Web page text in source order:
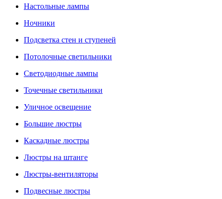
Настольные лампы
Ночники
Подсветка стен и ступеней
Потолочные светильники
Светодиодные лампы
Точечные светильники
Уличное освещение
Большие люстры
Каскадные люстры
Люстры на штанге
Люстры-вентиляторы
Подвесные люстры